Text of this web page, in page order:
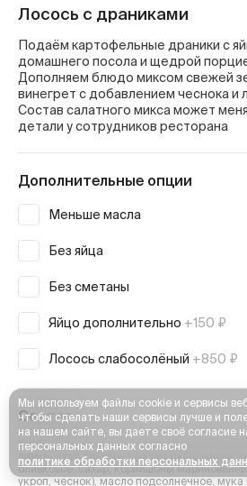
Лосось с драниками
Подаём картофельные драники с
домашнего посола и щедрой
Дополняем блюдо миксом свежей
винегрет с добавлением чеснока и
Состав салатного микса может
детали у сотрудников ресторана
Дополнительные опции
Меньше масла
Без яйца
Без сметаны
Яйцо дополнительно +150 ₽
Лосось слабосолёный +850 ₽
Состав
Картофель, яйцо куриное, лосось
лимон, соус винегрет (уксус
оливковое, сахар, корнишоны
укроп, чеснок), масло подсолнечное,
Мы используем файлы cookie и сервисы
чтобы сделать наши сервисы лучше и
на нашем сайте, вы даете своё согласие
персональных данных согласно
политике обработки персональных